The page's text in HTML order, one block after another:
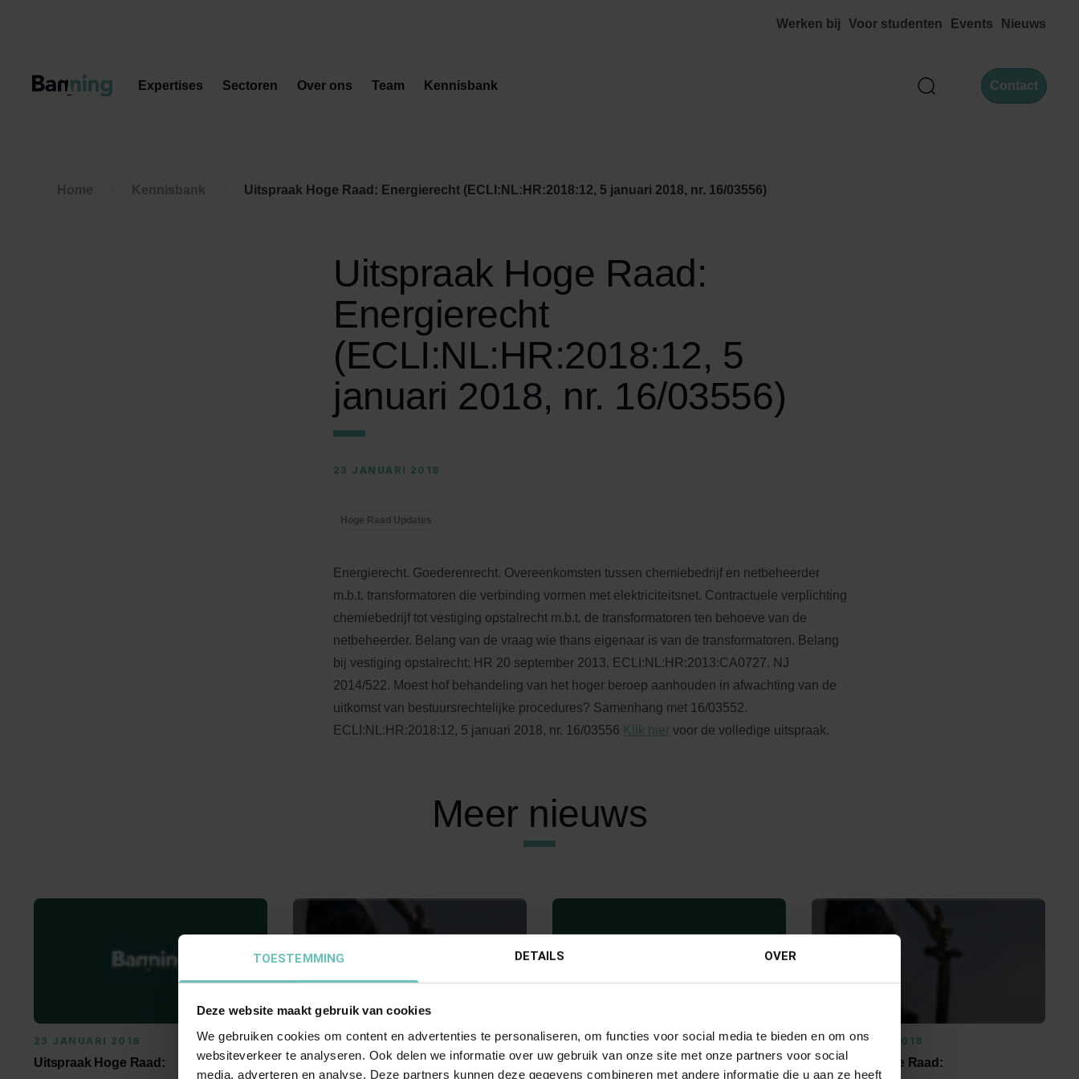
TOESTEMMING DETAILS OVER
Deze website maakt gebruik van cookies
We gebruiken cookies om content en advertenties te personaliseren, om functies voor social media te bieden en om ons
websiteverkeer te analyseren. Ook delen we informatie over uw gebruik van onze site met onze partners voor social
media, adverteren en analyse. Deze partners kunnen deze gegevens combineren met andere informatie die u aan ze heeft
Werken bij Voor studenten Events Nieuws
Zoek Contact
Expertises Sectoren Over ons Team Kennisbank
Home Kennisbank Uitspraak Hoge Raad: Energierecht (ECLI:NL:HR:2018:12, 5 januari 2018, nr. 16/03556)
Uitspraak Hoge Raad:
Energierecht
(ECLI:NL:HR:2018:12, 5
januari 2018, nr. 16/03556)
23 JANUARI 2018
Hoge Raad Updates
Energierecht. Goederenrecht. Overeenkomsten tussen chemiebedrijf en netbeheerder
m.b.t. transformatoren die verbinding vormen met elektriciteitsnet. Contractuele verplichting
chemiebedrijf tot vestiging opstalrecht m.b.t. de transformatoren ten behoeve van de
netbeheerder. Belang van de vraag wie thans eigenaar is van de transformatoren. Belang
bij vestiging opstalrecht; HR 20 september 2013, ECLI:NL:HR:2013:CA0727, NJ
2014/522. Moest hof behandeling van het hoger beroep aanhouden in afwachting van de
uitkomst van bestuursrechtelijke procedures? Samenhang met 16/03552.
ECLI:NL:HR:2018:12, 5 januari 2018, nr. 16/03556 Klik hier voor de volledige uitspraak.
Meer nieuws
23 JANUARI 2018
Uitspraak Hoge Raad:
22 MAART 2018
Uitspraak Hoge Raad:
15 MAART 2018
Uitspraak Hoge Raad: Procesrecht
25 OKTOBER 2018
Uitspraak Hoge Raad: